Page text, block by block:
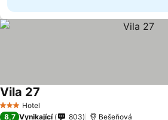
3 Počet hvězdiček
Hotel
Vila 27
8,7 Vynikající 803 Bešeňová